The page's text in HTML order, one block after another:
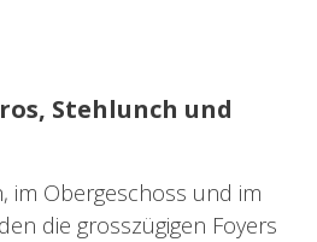
Stehlunch und
im Obergeschoss und im
die grosszügigen Foyers